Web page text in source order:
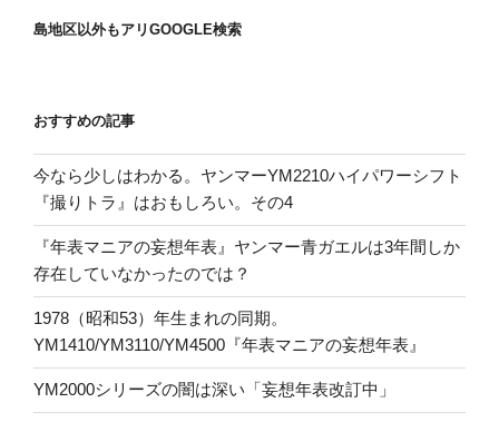
島地区以外もアリGOOGLE検索
おすすめの記事
今なら少しはわかる。ヤンマーYM2210ハイパワーシフト
『撮りトラ』はおもしろい。その4
『年表マニアの妄想年表』ヤンマー青ガエルは3年間しか
存在していなかったのでは？
1978（昭和53）年生まれの同期。
YM1410/YM3110/YM4500『年表マニアの妄想年表』
YM2000シリーズの闇は深い「妄想年表改訂中」